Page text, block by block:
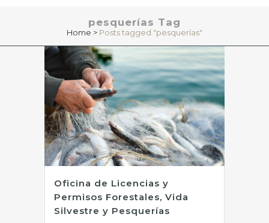
pesquerías Tag
Home > Posts tagged "pesquerías"
Oficina de Licencias y
Permisos Forestales, Vida
Silvestre y Pesquerías